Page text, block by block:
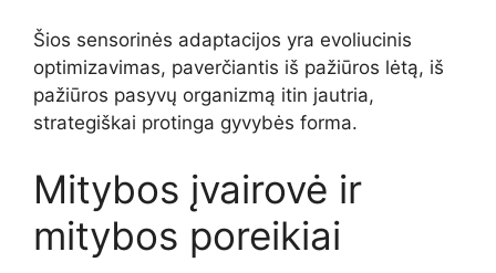
Šios sensorinės adaptacijos yra evoliucinis
optimizavimas, paverčiantis iš pažiūros lėtą, iš
pažiūros pasyvų organizmą itin jautria,
strategiškai protinga gyvybės forma.
Mitybos įvairovė ir
mitybos poreikiai